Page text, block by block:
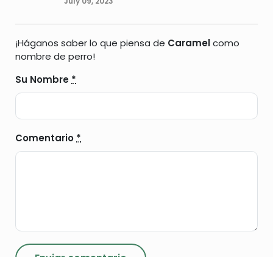
¡Háganos saber lo que piensa de Caramelcomo
nombre de perro!
Su Nombre *
Comentario *